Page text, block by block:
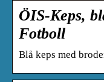
ÖIS-Keps,
Fotboll
Blå keps med